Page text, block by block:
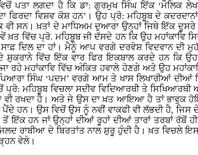
ਪਤਾ ਲਗਦਾ ਹੈ ਕਿ ਡਾ: ਗੁਰਮੁਖ ਸਿੰਘ ਇੱਕ ‘ਮੌਲਿਕ
ਫਿਰਦਾ ਵਿਸ਼ਵ ਕੋਸ਼ ਹਨ’। ਉਹ ਪ੍ਰੋ: ਮਹਿਬੂਬ ਦੇ
ਸਨ। ਖ਼ਤਾਂ ਦੇ ਮਾਧਿਅਮ ਦੁਆਰਾ ਉਨ੍ਹਾਂ ਜਿਥੇ ਇੱਕ
ਖ਼ਤ ਵਿੱਚ ਪ੍ਰੋ. ਮਹਿਬੂਬ ਜੀ ਦੱਸਦੇ ਹਨ ਕਿ ਉਹ
ਦਿਲ ਦਾ ਹਾਂ। ਮੈਨੂੰ ਆਪ ਵਰਗੇ ਦਰਵੇਸ਼ ਵਿਦਵਾਨ ਦੀ
ਵਿੱਚ ਇੱਕ ਵਾਰ ਫਿਰ ਇਕਬਾਲ ਕਰਦੇ ਹਨ ਕਿ
ਰਹੇ ਮਹਾਂਕਾਵਿ ਵਿੱਚ ਅੰਕਿਤ ਹਵਾਲੇ ਹੋਣਗੇ ਅਤੇ ਉਹ
ਸਿੰਘ ‘ਪਦਮ’ ਵਰਗੇ ਆਮ ਤੇ ਖਾਸ ਲਿਖਾਰੀਆਂ
ਪ੍ਰੋ: ਮਹਿਬੂਬ ਵਿਚਲਾ ਸਦੀਵ ਵਿਦਿਆਰਥੀ ਤੇ
ਵੀ ਰਖਦਾ ਹੈ। ਅਤੇ ਜੇ ਉਸ ਦਾ ਖ਼ਤ ਆਇਆ ਹੈ ਤਾਂ ਭਾਵੁਕ
ਹਨ। ਉਸ ਵਿਚੋਂ ਉਸ ਨੂੰ ਨਵੀਂ ਵਾਕਫੀ ਵੀ ਲੱਭਦੀ ਹੈ,
ਇੱਕ ਹਨ ਜਾਂ ਉਨ੍ਹਾਂ ਦੀਆਂ ਰੂਹਾਂ ਦੀਆਂ ਤਾਰਾਂ ਤਰਬਾਂ
ਰਾਬੀਆ ਦੇ ਬਿਰਤਾਂਤ ਨਾਲ ਸ਼ੁਰੂ ਹੁੰਦੀ ਹੈ। ਖ਼ਤ ਵਿਚਲੇ
ਵੇਲੇ।